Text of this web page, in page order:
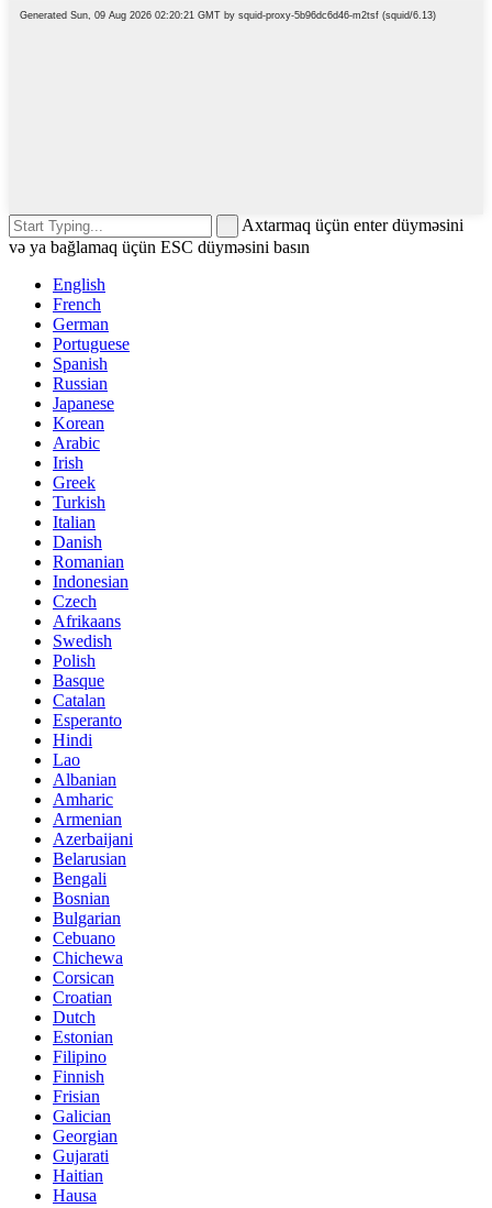
Axtarmaq üçün enter düyməsini
və ya bağlamaq üçün ESC düyməsini basın
English
French
German
Portuguese
Spanish
Russian
Japanese
Korean
Arabic
Irish
Greek
Turkish
Italian
Danish
Romanian
Indonesian
Czech
Afrikaans
Swedish
Polish
Basque
Catalan
Esperanto
Hindi
Lao
Albanian
Amharic
Armenian
Azerbaijani
Belarusian
Bengali
Bosnian
Bulgarian
Cebuano
Chichewa
Corsican
Croatian
Dutch
Estonian
Filipino
Finnish
Frisian
Galician
Georgian
Gujarati
Haitian
Hausa